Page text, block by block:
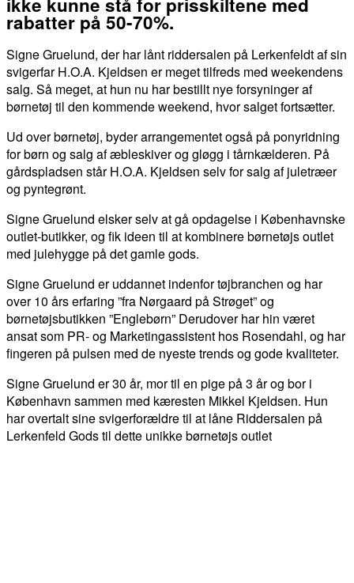
rabatter på 50-70%.
Signe Gruelund, der har lånt riddersalen på Lerkenfeldt af sin
svigerfar H.O.A. Kjeldsen er meget tilfreds med weekendens
salg. Så meget, at hun nu har bestillt nye forsyninger af
børnetøj til den kommende weekend, hvor salget fortsætter.
Ud over børnetøj, byder arrangementet også på ponyridning
for børn og salg af æbleskiver og gløgg i tårnkælderen. På
gårdspladsen står H.O.A. Kjeldsen selv for salg af juletræer
og pyntegrønt.
Signe Gruelund elsker selv at gå opdagelse i Københavnske
outlet-butikker, og fik ideen til at kombinere børnetøjs outlet
med julehygge på det gamle gods.
Signe Gruelund er uddannet indenfor tøjbranchen og har
over 10 års erfaring ”fra Nørgaard på Strøget” og
børnetøjsbutikken ”Englebørn” Derudover har hin været
ansat som PR- og Marketingassistent hos Rosendahl, og har
fingeren på pulsen med de nyeste trends og gode kvaliteter.
Signe Gruelund er 30 år, mor til en pige på 3 år og bor i
København sammen med kæresten Mikkel Kjeldsen. Hun
har overtalt sine svigerforældre til at låne Riddersalen på
Lerkenfeld Gods til dette unikke børnetøjs outlet